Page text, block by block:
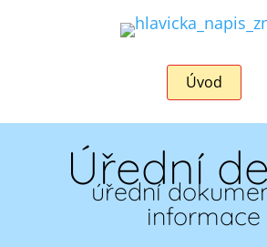
Úvod
Úřední
úřední
informace